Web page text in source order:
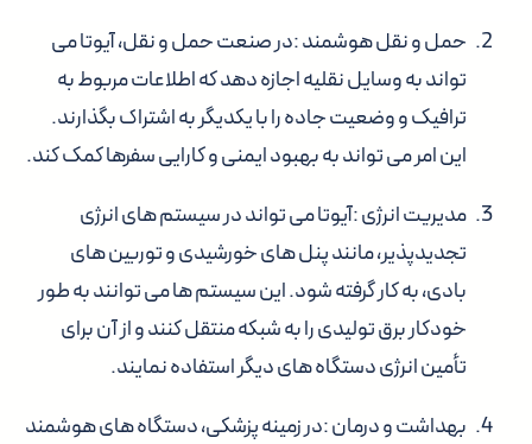
حمل و نقل هوشمند:در صنعت حمل و نقل، آیوتا می
تواند به وسایل نقلیه اجازه دهد که اطلاعات مربوط به
ترافیک و وضعیت جاده را با یکدیگر به اشتراک بگذارند.
این امر می تواند به بهبود ایمنی و کارایی سفرها کمک کند.
مدیریت انرژی:آیوتا می تواند در سیستم های انرژی
تجدیدپذیر، مانند پنل های خورشیدی و توربین های
بادی، به کار گرفته شود. این سیستم ها می توانند به طور
خودکار برق تولیدی را به شبکه منتقل کنند و از آن برای
تأمین انرژی دستگاه های دیگر استفاده نمایند.
بهداشت و درمان:در زمینه پزشکی، دستگاه های هوشمند